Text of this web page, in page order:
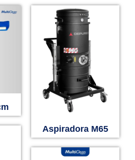
Aspiradora M65